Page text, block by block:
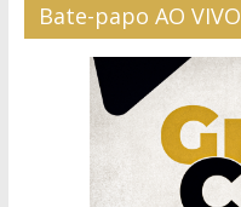
Bate-papo AO VIVO